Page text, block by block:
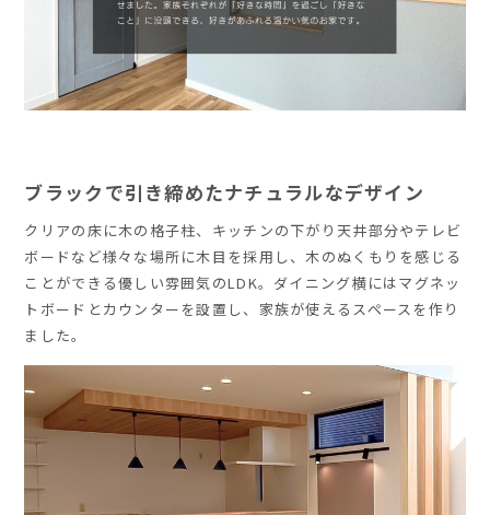
ブラックで引き締めたナチュラルなデザイン
クリアの床に木の格子柱、キッチンの下がり天井部分やテレビ
ボードなど様々な場所に木目を採用し、木のぬくもりを感じる
ことができる優しい雰囲気のLDK。ダイニング横にはマグネッ
トボードとカウンターを設置し、家族が使えるスペースを作り
ました。